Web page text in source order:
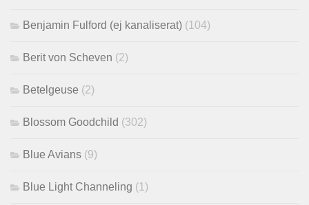
Benjamin Fulford (ej kanaliserat) (104)
Berit von Scheven (2)
Betelgeuse (2)
Blossom Goodchild (302)
Blue Avians (9)
Blue Light Channeling (1)